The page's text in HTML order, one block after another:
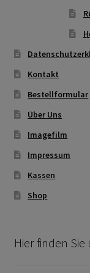
Kontakt
Bestellformular
Über Uns
Imagefilm
Impressum
Kassen
Shop
Hier finden Sie